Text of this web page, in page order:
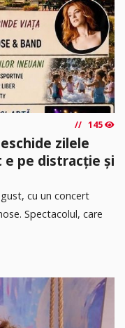
145
zilele
e pe distracție și
cu un concert
Spectacolul, care